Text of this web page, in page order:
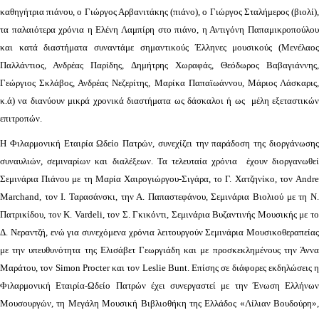
καθηγήτρια πιάνου, ο Γιώργος Αρβανιτάκης (πιάνο), ο Γιώργος Σταλήμερος (βιολί),
τα παλαιότερα χρόνια η Ελένη Λαμπίρη στο πιάνο, η Αντιγόνη Παπαμικροπούλου
και κατά διαστήματα συναντάμε σημαντικούς Έλληνες μουσικούς (Μενέλαος
Παλλάντιος, Ανδρέας Παρίδης, Δημήτρης Χωραφάς, Θεόδωρος Βαβαγιάννης,
Γεώργιος Σκλάβος, Ανδρέας Νεζερίτης, Μαρίκα Παπαϊωάννου, Μάριος Λάσκαρις,
κ.ά) να διανύουν μικρά χρονικά διαστήματα ως δάσκαλοι ή ως μέλη εξεταστικών
επιτροπών.
Η Φιλαρμονική Εταιρία Ωδείο Πατρών, συνεχίζει την παράδοση της διοργάνωσης
συναυλιών, σεμιναρίων και διαλέξεων. Τα τελευταία χρόνια έχουν διοργανωθεί
Σεμινάρια Πιάνου με τη Μαρία Χαιρογιώργου-Σιγάρα, το Γ. Χατζηνίκο, τον Andre
Marchand, τον Ι. Ταρασάνσκι, την Α. Παπαστεφάνου, Σεμινάρια Βιολιού με τη Ν.
Πατρικίδου, τον K. Vardeli, τον Σ. Γκικόντι, Σεμινάρια Βυζαντινής Μουσικής με το
Δ. Νεραντζή, ενώ για συνεχόμενα χρόνια λειτουργούν Σεμινάρια Μουσικοθεραπείας
με την υπευθυνότητα της Ελισάβετ Γεωργιάδη και με προσκεκλημένους την Άννα
Μαράτου, τον Simon Procter και τον Leslie Bunt. Επίσης σε διάφορες εκδηλώσεις η
Φιλαρμονική Εταιρία-Ωδείο Πατρών έχει συνεργαστεί με την Ένωση Ελλήνων
Μουσουργών, τη Μεγάλη Μουσική Βιβλιοθήκη της Ελλάδος «Λίλιαν Βουδούρη»,